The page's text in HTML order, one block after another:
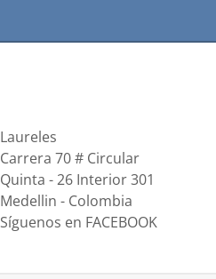
Laureles
Carrera 70 # Circular
Quinta - 26 Interior 301
Medellin - Colombia
Síguenos en FACEBOOK